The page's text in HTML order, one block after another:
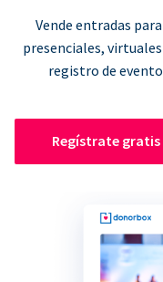
Vende entradas
presenciales,
registro de
Regístrate gratis